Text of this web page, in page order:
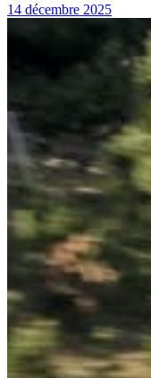
14 décembre 2025